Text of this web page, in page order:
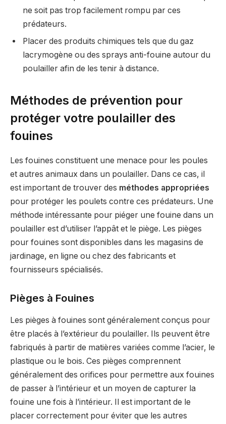
ne soit pas trop facilement rompu par ces
prédateurs.
Placer des produits chimiques tels que du gaz
lacrymogène ou des sprays anti-fouine autour du
poulailler afin de les tenir à distance.
Méthodes de prévention pour
protéger votre poulailler des
fouines
Les fouines constituent une menace pour les poules
et autres animaux dans un poulailler. Dans ce cas, il
est important de trouver des méthodes appropriées
pour protéger les poulets contre ces prédateurs. Une
méthode intéressante pour piéger une fouine dans un
poulailler est d’utiliser l’appât et le piège. Les pièges
pour fouines sont disponibles dans les magasins de
jardinage, en ligne ou chez des fabricants et
fournisseurs spécialisés.
Pièges à Fouines
Les pièges à fouines sont généralement conçus pour
être placés à l’extérieur du poulailler. Ils peuvent être
fabriqués à partir de matières variées comme l’acier, le
plastique ou le bois. Ces pièges comprennent
généralement des orifices pour permettre aux fouines
de passer à l’intérieur et un moyen de capturer la
fouine une fois à l’intérieur. Il est important de le
placer correctement pour éviter que les autres